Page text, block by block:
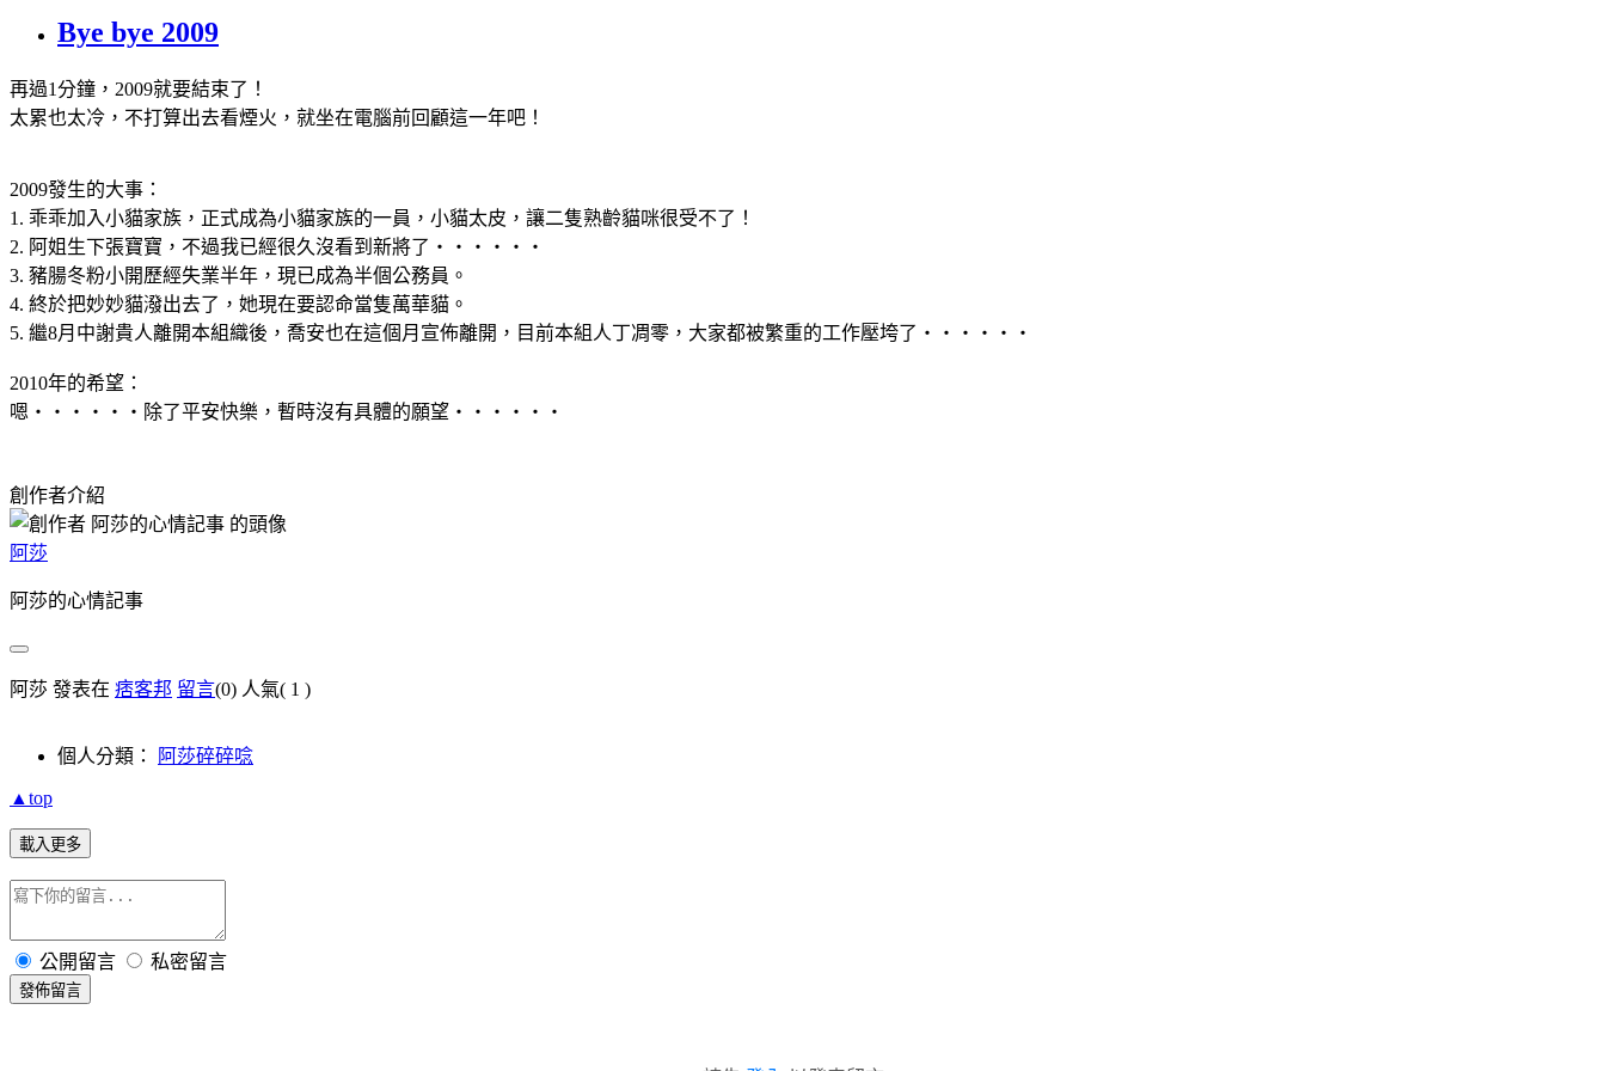
Bye bye 2009
再過1分鐘，2009就要結束了！
太累也太冷，不打算出去看煙火，就坐在電腦前回顧這一年吧！
2009發生的大事：
1. 乖乖加入小貓家族，正式成為小貓家族的一員，小貓太皮，讓二隻熟齡貓咪很受不了！
2. 阿姐生下張寶寶，不過我已經很久沒看到新將了‧‧‧‧‧‧
3. 豬腸冬粉小開歷經失業半年，現已成為半個公務員。
4. 終於把妙妙貓潑出去了，她現在要認命當隻萬華貓。
5. 繼8月中謝貴人離開本組織後，喬安也在這個月宣佈離開，目前本組人丁凋零，大家都被繁重的工作壓垮了‧‧‧‧‧‧
2010年的希望：
嗯‧‧‧‧‧‧除了平安快樂，暫時沒有具體的願望‧‧‧‧‧‧
創作者介紹
阿莎
阿莎的心情記事
阿莎 發表在 痞客邦 留言(0) 人氣( 1 )
個人分類： 阿莎碎碎唸
▲top
載入更多
公開留言 私密留言
發佈留言